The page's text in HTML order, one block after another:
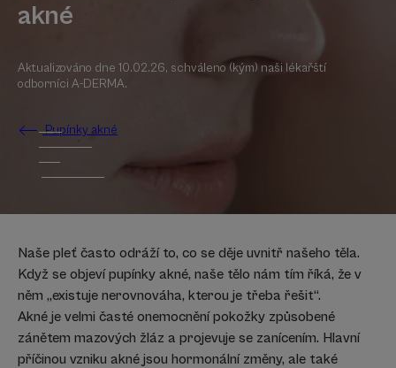
akné
Aktualizováno dne 10.02.26, schváleno (kým) naši lékařští
odborníci A-DERMA.
Pupínky akné
Naše pleť často odráží to, co se děje uvnitř našeho těla.
Když se objeví pupínky akné, naše tělo nám tím říká, že v
něm „existuje nerovnováha, kterou je třeba řešit“.
Akné je velmi časté onemocnění pokožky způsobené
zánětem mazových žláz a projevuje se zanícením. Hlavní
příčinou vzniku akné jsou hormonální změny, ale také